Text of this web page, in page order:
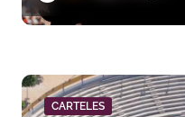
CARTELES